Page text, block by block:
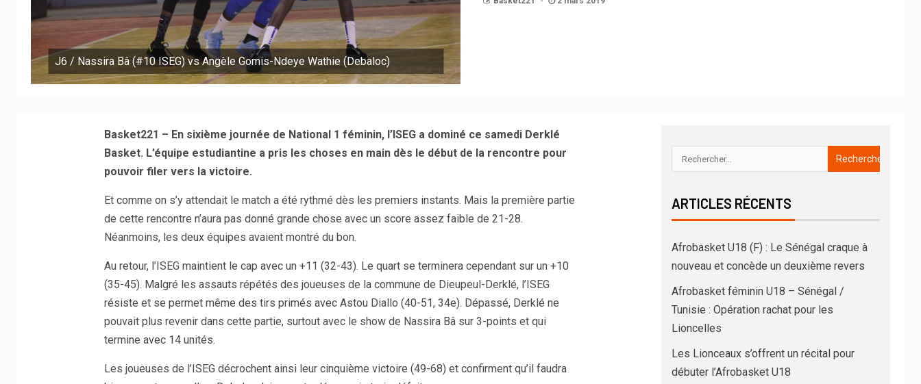
J6 / Nassira Bâ (#10 ISEG) vs Angèle Gomis-Ndeye Wathie (Debaloc)
Basket221 – En sixième journée de National 1 féminin, l’ISEG a dominé ce samedi Derklé
Basket. L’équipe estudiantine a pris les choses en main dès le début de la rencontre pour
pouvoir filer vers la victoire.
Et comme on s’y attendait le match a été rythmé dès les premiers instants. Mais la première partie
de cette rencontre n’aura pas donné grande chose avec un score assez faible de 21-28.
Néanmoins, les deux équipes avaient montré du bon.
Au retour, l’ISEG maintient le cap avec un +11 (32-43). Le quart se terminera cependant sur un +10
(35-45). Malgré les assauts répétés des joueuses de la commune de Dieupeul-Derklé, l’ISEG
résiste et se permet même des tirs primés avec Astou Diallo (40-51, 34e). Dépassé, Derklé ne
pouvait plus revenir dans cette partie, surtout avec le show de Nassira Bâ sur 3-points et qui
termine avec 14 unités.
Les joueuses de l’ISEG décrochent ainsi leur cinquième victoire (49-68) et confirment qu’il faudra
ARTICLES RÉCENTS
Afrobasket U18 (F) : Le Sénégal craque à
nouveau et concède un deuxième revers
Afrobasket féminin U18 – Sénégal /
Tunisie : Opération rachat pour les
Lioncelles
Les Lionceaux s’offrent un récital pour
débuter l’Afrobasket U18